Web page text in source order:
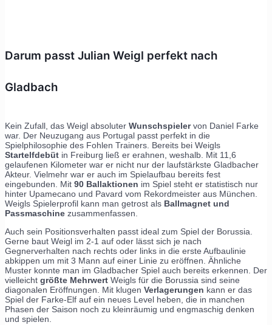
Darum passt Julian Weigl perfekt nach
Gladbach
Kein Zufall, das Weigl absoluter Wunschspielervon Daniel Farke
war. Der Neuzugang aus Portugal passt perfekt in die
Spielphilosophie des Fohlen Trainers. Bereits bei Weigls
Startelfdebüt in Freiburg ließ er erahnen, weshalb. Mit 11,6
gelaufenen Kilometer war er nicht nur der laufstärkste Gladbacher
Akteur. Vielmehr war er auch im Spielaufbau bereits fest
eingebunden. Mit 90 Ballaktionen im Spiel steht er statistisch nur
hinter Upamecano und Pavard vom Rekordmeister aus München.
Weigls Spielerprofil kann man getrost als Ballmagnet und
Passmaschine zusammenfassen.
Auch sein Positionsverhalten passt ideal zum Spiel der Borussia.
Gerne baut Weigl im 2-1 auf oder lässt sich je nach
Gegnerverhalten nach rechts oder links in die erste Aufbaulinie
abkippen um mit 3 Mann auf einer Linie zu eröffnen. Ähnliche
Muster konnte man im Gladbacher Spiel auch bereits erkennen. Der
vielleicht größte Mehrwert Weigls für die Borussia sind seine
diagonalen Eröffnungen. Mit klugen Verlagerungen kann er das
Spiel der Farke-Elf auf ein neues Level heben, die in manchen
Phasen der Saison noch zu kleinräumig und engmaschig denken
und spielen.